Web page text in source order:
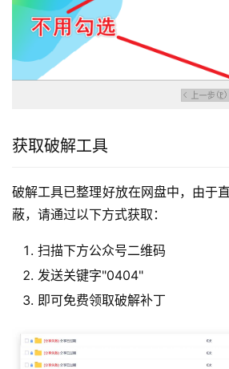
获取破解工具
破解工具已整理好放在网盘中，由于
蔽，请通过以下方式获取：
扫描下方公众号二维码
发送关键字"0404"
即可免费领取破解补丁